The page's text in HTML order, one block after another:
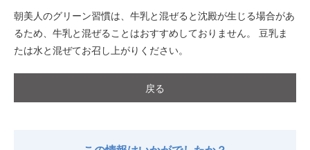
朝美人のグリーン習慣は、牛乳と混ぜると沈殿が生じる場合があ
るため、牛乳と混ぜることはおすすめしておりません。 豆乳ま
たは水と混ぜてお召し上がりください。
戻る